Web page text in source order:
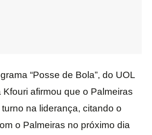
“Posse de Bola”, do UOL
Kfouri afirmou que o Palmeiras
na liderança, citando o
o Palmeiras no próximo dia